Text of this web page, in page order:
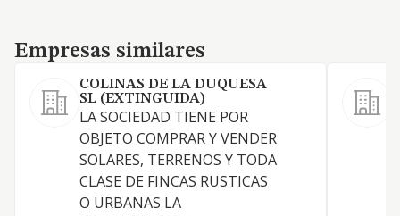
Empresas similares
Empresas similares
COLINAS DE LA DUQUESA
SL (EXTINGUIDA)
LA SOCIEDAD TIENE POR
OBJETO COMPRAR Y VENDER
SOLARES, TERRENOS Y TODA
CLASE DE FINCAS RUSTICAS
O URBANAS LA